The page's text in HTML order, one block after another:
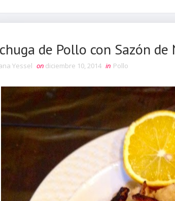
de Pollo con Sazón de
Yessel on diciembre 10, 2014 in Pollo